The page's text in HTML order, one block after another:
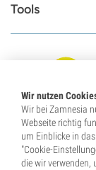
Tools
Wir nutzen
Wir bei Zamnesia
Webseite richtig
um Einblicke in
"Cookie-
die wir verwenden,
79687
Reviews